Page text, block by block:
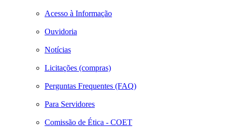
Acesso à Informação
Ouvidoria
Notícias
Licitações (compras)
Perguntas Frequentes (FAQ)
Para Servidores
Comissão de Ética - COET